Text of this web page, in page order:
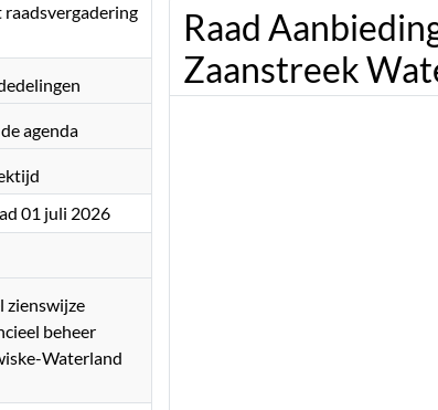
agenda
01 juli 2026
zienswijze
beheer
Waterland
Raad
Zaanstreek